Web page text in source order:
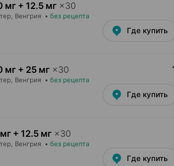
мг + 12.5 мг ×30
, Венгрия • без рецепта
Где купить
мг + 25 мг ×30
, Венгрия • без рецепта
Где купить
+ 12.5 мг ×30
, Венгрия • без рецепта
Где купить